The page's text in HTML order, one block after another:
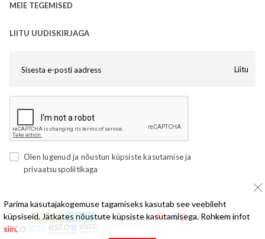
MEIE TEGEMISED
LIITU UUDISKIRJAGA
Liitu
Olen lugenud ja nõustun küpsiste kasutamiseja
privaatsuspoliitikaga
Parima kasutajakogemuse tagamiseks kasutab see veebileht
küpsiseid. Jätkates nõustute küpsiste kasutamisega. Rohkem infot
siin,